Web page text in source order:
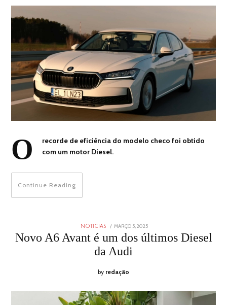
O
recorde de eficiência do modelo checo foi obtido
com um motor Diesel.
Continue Reading
NOTICIAS
POSTED
MARÇO 5, 2025MARÇO
5,
2025
Novo A6 Avant é um dos últimos Diesel
da Audi
by redação